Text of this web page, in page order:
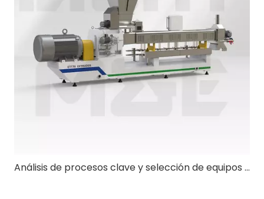
Análisis de procesos clave y selección de equipos para la línea de producción de proteína vegetal organizada